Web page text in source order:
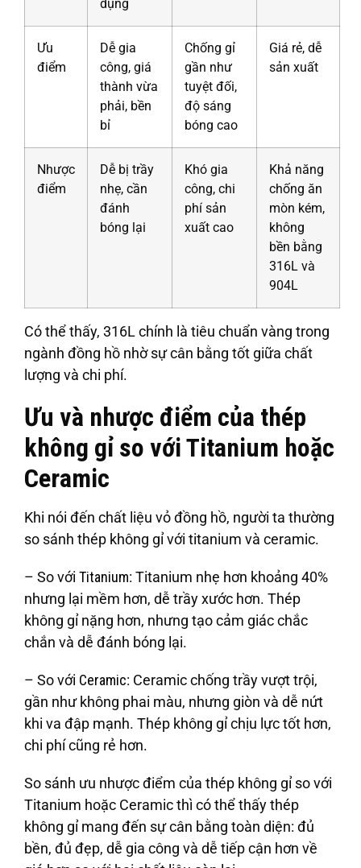
dụng
Ưu
điểm
Dễ gia
công, giá
thành vừa
phải, bền
bỉ
Chống gỉ
gần như
tuyệt đối,
độ sáng
bóng cao
Giá rẻ, dễ
sản xuất
Nhược
điểm
Dễ bị trầy
nhẹ, cần
đánh
bóng lại
Khó gia
công, chi
phí sản
xuất cao
Khả năng
chống ăn
mòn kém,
không
bền bằng
316L và
904L
Có thể thấy, 316L chính là tiêu chuẩn vàng trong
ngành đồng hồ nhờ sự cân bằng tốt giữa chất
lượng và chi phí.
Ưu và nhược điểm của thép
không gỉ so với Titanium hoặc
Ceramic
Khi nói đến chất liệu vỏ đồng hồ, người ta thường
so sánh thép không gỉ với titanium và ceramic.
– So với Titanium: Titanium nhẹ hơn khoảng 40%
nhưng lại mềm hơn, dễ trầy xước hơn. Thép
không gỉ nặng hơn, nhưng tạo cảm giác chắc
chắn và dễ đánh bóng lại.
– So với Ceramic: Ceramic chống trầy vượt trội,
gần như không phai màu, nhưng giòn và dễ nứt
khi va đập mạnh. Thép không gỉ chịu lực tốt hơn,
chi phí cũng rẻ hơn.
So sánh ưu nhược điểm của thép không gỉ so với
Titanium hoặc Ceramic thì có thể thấy thép
không gỉ mang đến sự cân bằng toàn diện: đủ
bền, đủ đẹp, dễ gia công và dễ tiếp cận hơn về